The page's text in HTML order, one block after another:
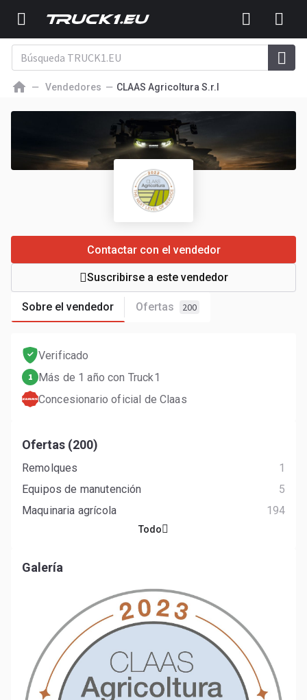
Vendedores CLAAS Agricoltura S.r.l
Sobre el vendedor Ofertas 200
Contactar con el vendedor
Suscribirse a este vendedor
Verificado
1
Más de 1 año con Truck1
Concesionario oficial de Claas
Ofertas (200)
Remolques
1
Equipos de manutención
5
Maquinaria agrícola
194
Todo
Galería